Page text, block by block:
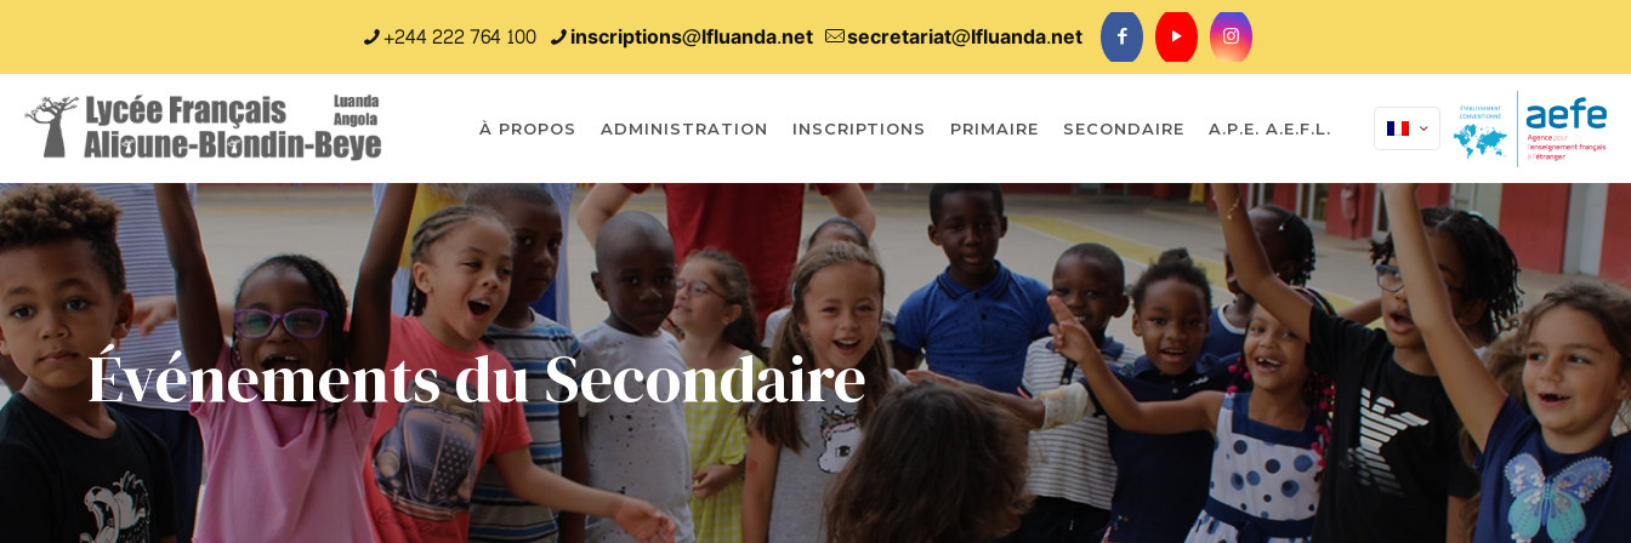
+244 222 764 100 inscriptions@lfluanda.net secretariat@Ifluanda.net
À PROPOS ADMINISTRATION INSCRIPTIONS PRIMAIRE SECONDAIRE A.P.E. A.E.F.L.
Événements du Secondaire